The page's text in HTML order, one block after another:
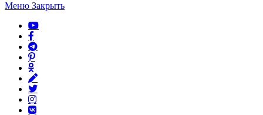
Меню Закрыть